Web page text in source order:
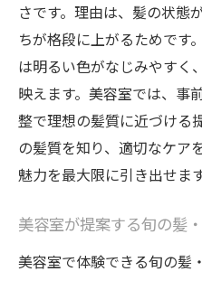
さです。理由は、髪の状態
ちが格段に上がるためです
は明るい色がなじみやすく
映えます。美容室では、事
整で理想の髪質に近づける
の髪質を知り、適切なケア
魅力を最大限に引き出せます
美容室が提案する旬の髪
美容室で体験できる旬の髪